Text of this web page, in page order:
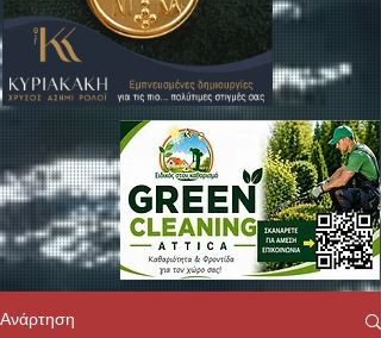
Ανάρτηση